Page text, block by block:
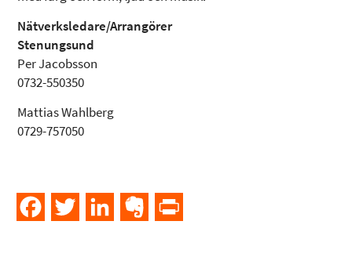
Nätverksledare/Arrangörer
Stenungsund
Per Jacobsson
0732-550350
Mattias Wahlberg
0729-757050
FacebookTwitter LinkedInEvernote